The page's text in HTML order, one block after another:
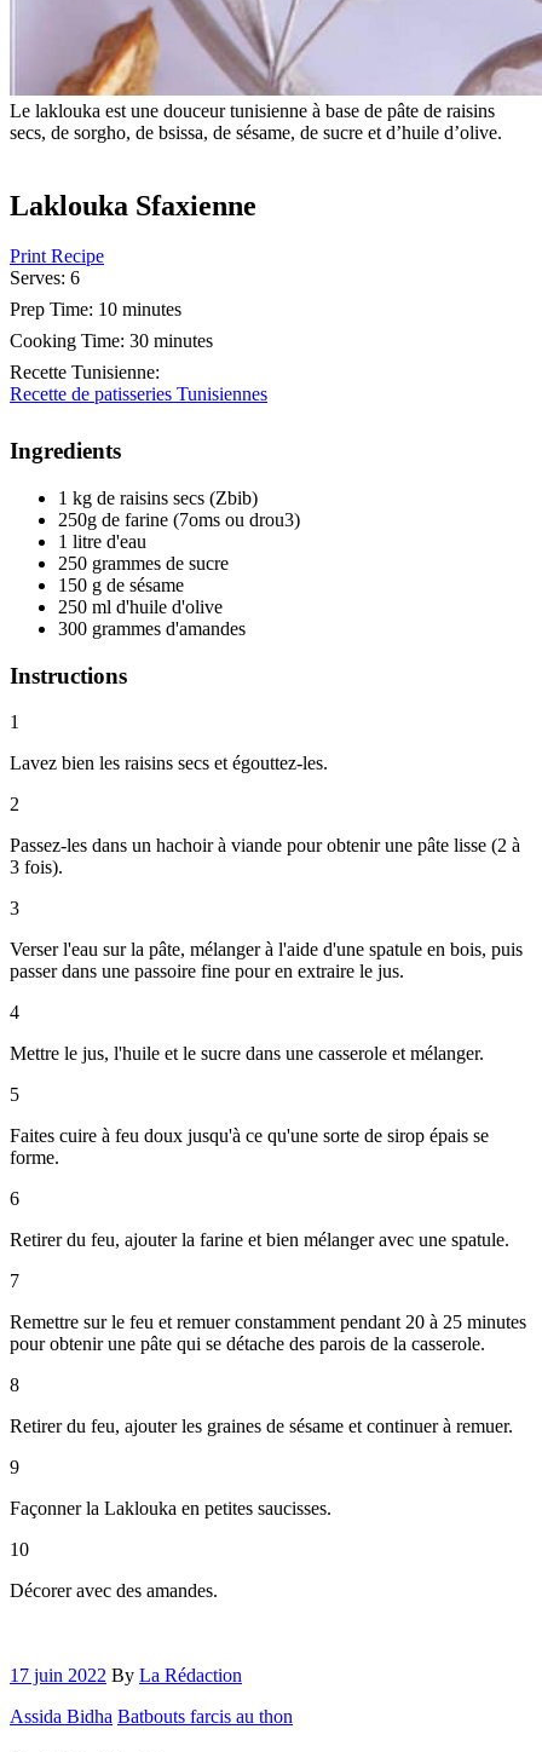
Le laklouka est une douceur tunisienne à base de pâte de raisins
secs, de sorgho, de bsissa, de sésame, de sucre et d’huile d’olive.
Laklouka Sfaxienne
Print Recipe
Serves: 6
Prep Time: 10 minutes
Cooking Time: 30 minutes
Recette Tunisienne:
Recette de patisseries Tunisiennes
Ingredients
1 kg de raisins secs (Zbib)
250g de farine (7oms ou drou3)
1 litre d'eau
250 grammes de sucre
150 g de sésame
250 ml d'huile d'olive
300 grammes d'amandes
Instructions
1
Lavez bien les raisins secs et égouttez-les.
2
Passez-les dans un hachoir à viande pour obtenir une pâte lisse (2 à
3 fois).
3
Verser l'eau sur la pâte, mélanger à l'aide d'une spatule en bois, puis
passer dans une passoire fine pour en extraire le jus.
4
Mettre le jus, l'huile et le sucre dans une casserole et mélanger.
5
Faites cuire à feu doux jusqu'à ce qu'une sorte de sirop épais se
forme.
6
Retirer du feu, ajouter la farine et bien mélanger avec une spatule.
7
Remettre sur le feu et remuer constamment pendant 20 à 25 minutes
pour obtenir une pâte qui se détache des parois de la casserole.
8
Retirer du feu, ajouter les graines de sésame et continuer à remuer.
9
Façonner la Laklouka en petites saucisses.
10
Décorer avec des amandes.
17 juin 2022 By La Rédaction
Assida Bidha Batbouts farcis au thon